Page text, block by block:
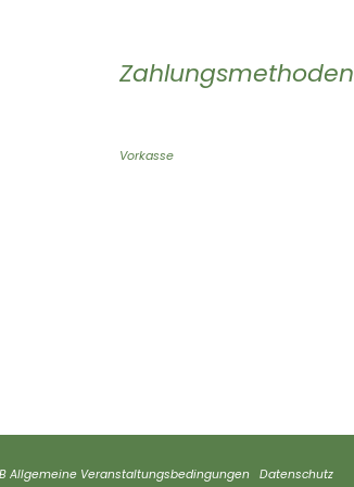
Zahlungsmethoden
Vorkasse
Allgemeine Veranstaltungsbedingungen Datenschutz